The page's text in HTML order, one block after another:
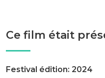
Ce film était
Festival édition: 2024